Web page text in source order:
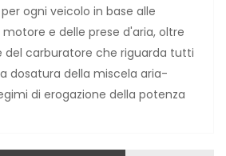
ogni veicolo in base alle
e delle prese d'aria, oltre
carburatore che riguarda tutti
dosatura della miscela aria-
di erogazione della potenza